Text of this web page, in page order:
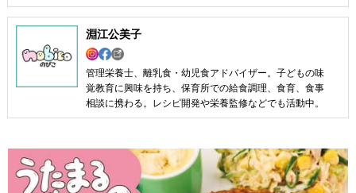
淵江公美子
管理栄養士、離乳食・幼児食アドバイザー。子どもの味
覚教育に興味を持ち、保育所での給食調理、食育、食事
相談に携わる。レシピ開発や栄養監修などでも活動中。